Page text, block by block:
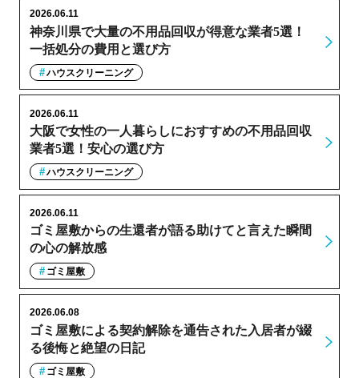
神奈川県で大量の不用品回収が得意な業者5選！
一括処分の費用と選び方
2026.06.11
ハウスクリーニング
大阪で女性の一人暮らしにおすすめの不用品回収
業者5選！安心の選び方
2026.06.11
ハウスクリーニング
ゴミ屋敷からの生還者が語る助けてと言えた瞬間
の心の解放感
2026.06.11
ゴミ屋敷
ゴミ屋敷による契約解除を通告された入居者が綴
る後悔と絶望の日記
2026.06.08
ゴミ屋敷